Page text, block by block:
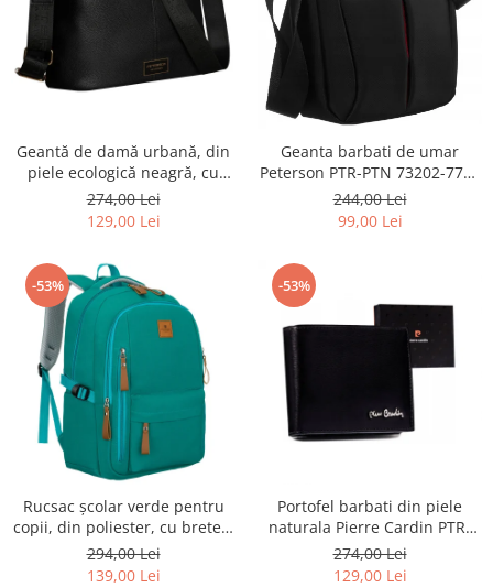
Geantă de damă urbană, din
piele ecologică neagră, cu
curea reglabilă - Peterson
PTR-PTN JK6-06-6642
274,00 Lei
129,00 Lei
Geanta barbati de umar
Peterson PTR-PTN 73202-7738
BL
244,00 Lei
99,00 Lei
-53%
Rucsac școlar verde pentru
copii, din poliester, cu bretele
reglabile - Peterson PTR-PTN
BHX-01-9259 Gree
294,00 Lei
139,00 Lei
-53%
Portofel barbati din piele
naturala Pierre Cardin PTR-
8806 TILAK51
274,00 Lei
129,00 Lei